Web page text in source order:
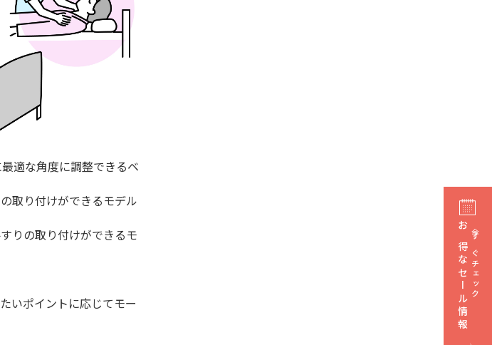
適な角度に調整できるベ
取り付けができるモデル
りの取り付けができるモ
いポイントに応じてモー
今すぐチェック
お得なセール情報